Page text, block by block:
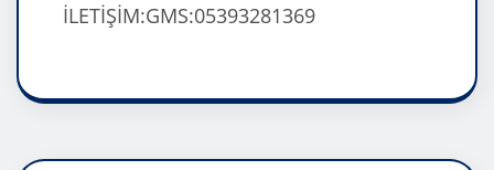
İLETİŞİM:GMS:05393281369